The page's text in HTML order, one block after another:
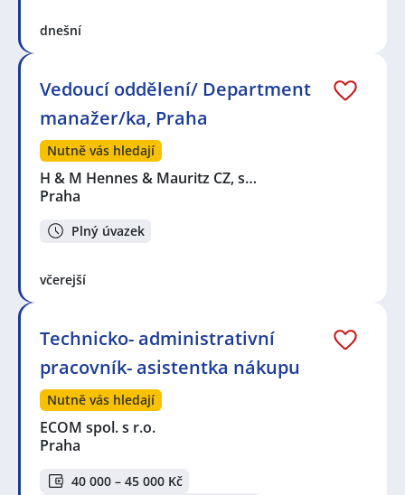
dnešní
Vedoucí oddělení/ Department
manažer/ka, Praha
Nutně vás hledají
H & M Hennes & Mauritz CZ, s…
Praha
Plný úvazek
včerejší
Technicko- administrativní
pracovník- asistentka nákupu
Nutně vás hledají
ECOM spol. s r.o.
Praha
40 000 – 45 000 Kč